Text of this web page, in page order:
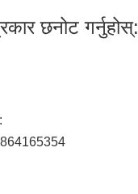
छनोट गर्नुहोस्: